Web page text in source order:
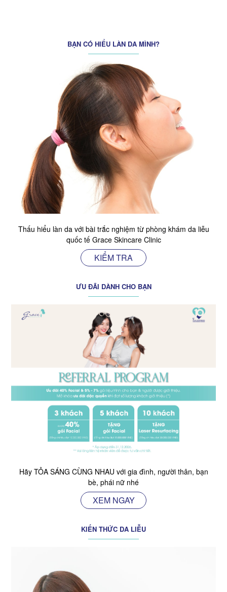
BẠN CÓ HIỂU LÀN DA MÌNH?
Thấu hiểu làn da với bài trắc nghiệm từ phòng khám da liễu
quốc tế Grace Skincare Clinic
KIỂM TRA
ƯU ĐÃI DÀNH CHO BẠN
Hãy TỎA SÁNG CÙNG NHAU với gia đình, người thân, bạn
bè, phái nữ nhé
XEM NGAY
KIẾN THỨC DA LIỄU